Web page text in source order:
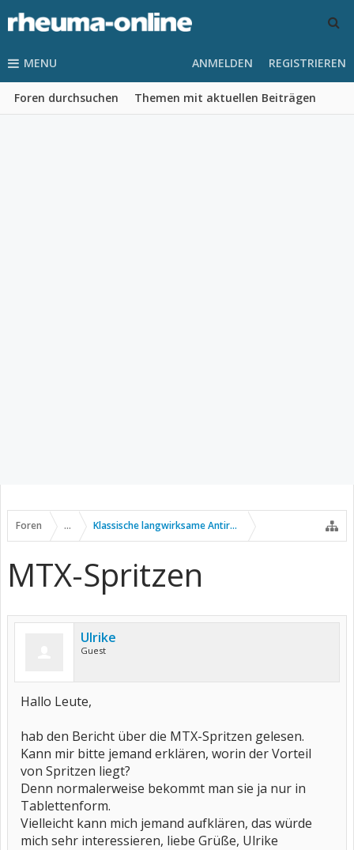
MENU
Foren durchsuchen Themen mit aktuellen Beiträgen
ANMELDEN REGISTRIEREN
Foren ... Klassische langwirksame Antirheumatika
MTX-Spritzen
Ulrike
Guest
Hallo Leute,
hab den Bericht über die MTX-Spritzen gelesen.
Kann mir bitte jemand erklären, worin der Vorteil
von Spritzen liegt?
Denn normalerweise bekommt man sie ja nur in
Tablettenform.
Vielleicht kann mich jemand aufklären, das würde
mich sehr interessieren, liebe Grüße, Ulrike